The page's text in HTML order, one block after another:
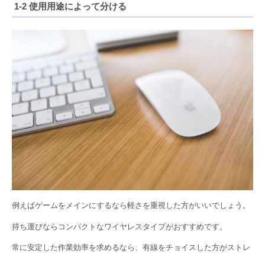
1-2 使用用途によって分ける
例えばゲームをメインにするなら軽さを重視した方がいいでしょう。
持ち運びならコンパクトなワイヤレスタイプがおすすめです。
常に安定した作業効率を求めるなら、有線をチョイスした方がストレ